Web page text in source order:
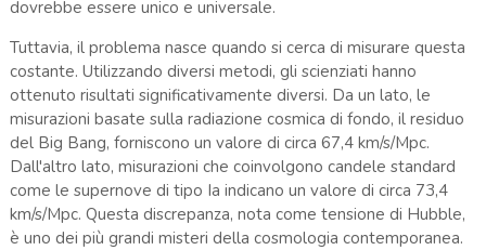
dovrebbe essere unico e universale.
Tuttavia, il problema nasce quando si cerca di misurare questa
costante. Utilizzando diversi metodi, gli scienziati hanno
ottenuto risultati significativamente diversi. Da un lato, le
misurazioni basate sulla radiazione cosmica di fondo, il residuo
del Big Bang, forniscono un valore di circa 67,4 km/s/Mpc.
Dall'altro lato, misurazioni che coinvolgono candele standard
come le supernove di tipo Ia indicano un valore di circa 73,4
km/s/Mpc. Questa discrepanza, nota come tensione di Hubble,
è uno dei più grandi misteri della cosmologia contemporanea.